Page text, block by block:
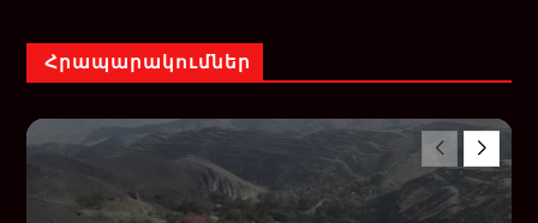
Հրապարակումներ